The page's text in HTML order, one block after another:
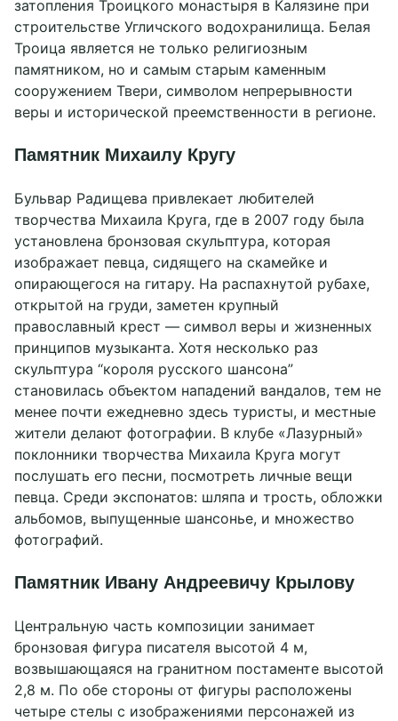
затопления Троицкого монастыря в Калязине при
строительстве Угличского водохранилища. Белая
Троица является не только религиозным
памятником, но и самым старым каменным
сооружением Твери, символом непрерывности
веры и исторической преемственности в регионе.
Памятник Михаилу Кругу
Бульвар Радищева привлекает любителей
творчества Михаила Круга, где в 2007 году была
установлена бронзовая скульптура, которая
изображает певца, сидящего на скамейке и
опирающегося на гитару. На распахнутой рубахе,
открытой на груди, заметен крупный
православный крест — символ веры и жизненных
принципов музыканта. Хотя несколько раз
скульптура “короля русского шансона”
становилась объектом нападений вандалов, тем не
менее почти ежедневно здесь туристы, и местные
жители делают фотографии. В клубе «Лазурный»
поклонники творчества Михаила Круга могут
послушать его песни, посмотреть личные вещи
певца. Среди экспонатов: шляпа и трость, обложки
альбомов, выпущенные шансонье, и множество
фотографий.
Памятник Ивану Андреевичу Крылову
Центральную часть композиции занимает
бронзовая фигура писателя высотой 4 м,
возвышающаяся на гранитном постаменте высотой
2,8 м. По обе стороны от фигуры расположены
четыре стелы с изображениями персонажей из